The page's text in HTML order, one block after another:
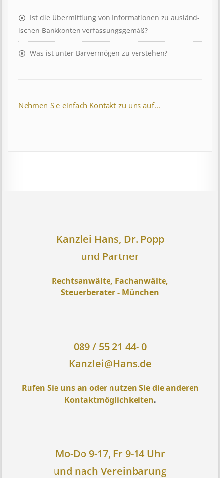
Ist die Über­mitt­lung von In­for­mat­ion­en zu aus­länd­
isch­en Bank­kont­en ver­fass­ungs­ge­mäß?
Was ist unter Barvermögen zu verstehen?
Nehmen Sie einfach Kontakt zu uns auf...
Kanzlei Hans, Dr. Popp
und Partner
Rechtsanwälte, Fachanwälte,
Steuerberater - München
089 / 55 21 44- 0
Kanzlei@Hans.de
Rufen Sie uns an oder nutzen Sie die anderen
Kontaktmöglichkeiten.
Mo-Do 9-17, Fr 9-14 Uhr
und nach Vereinbarung